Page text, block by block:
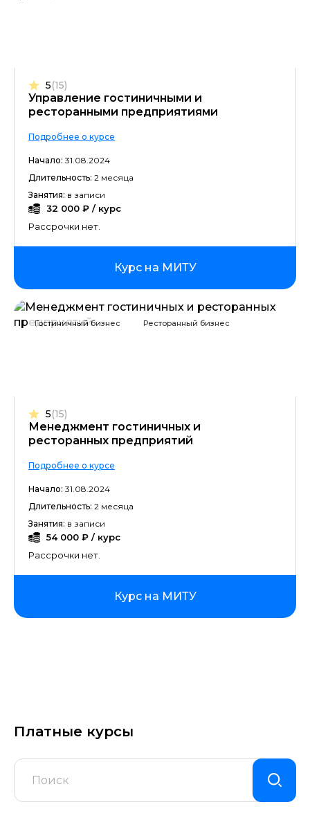
Управление гостиничными и
ресторанными предприятиями
5(15)
Подробнее о курсе
Начало: 31.08.2024
Длительность: 2 месяца
Занятия: в записи
32 000 ₽ / курс
Рассрочки нет.
Курс на МИТУ
Гостиничный бизнес Ресторанный бизнес
Менеджмент гостиничных и
ресторанных предприятий
5(15)
Подробнее о курсе
Начало: 31.08.2024
Длительность: 2 месяца
Занятия: в записи
54 000 ₽ / курс
Рассрочки нет.
Курс на МИТУ
Платные курсы